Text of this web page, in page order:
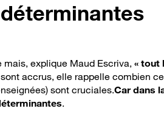
explique Maud Escriva, « tout
accrus, elle rappelle combien
sont cruciales.Car dans
.